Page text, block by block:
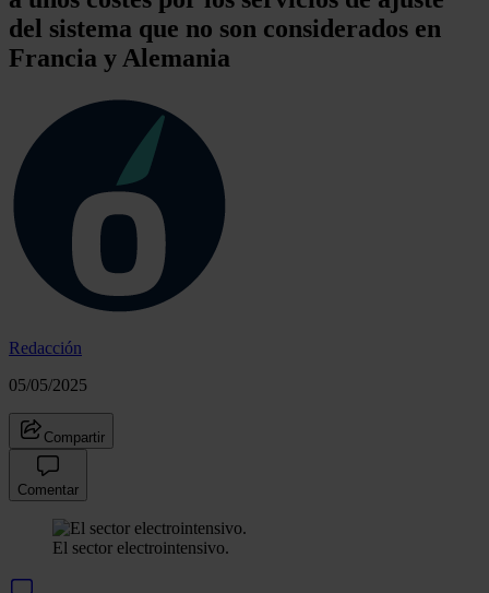
del sistema que no son considerados en
Francia y Alemania
Redacción
05/05/2025
Compartir
Comentar
El sector electrointensivo.